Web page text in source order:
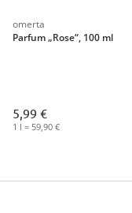
omerta
Parfum „Rose“, 100 ml
5,99 €
1 l = 59,90 €